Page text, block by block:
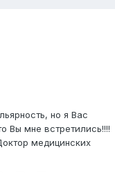
но я Вас
Вы мне встретились!!!!
медицинских